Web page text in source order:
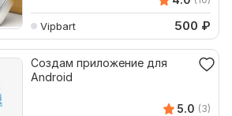
Vipbart 500 ₽
Создам приложение для
Android
5.0 (3)